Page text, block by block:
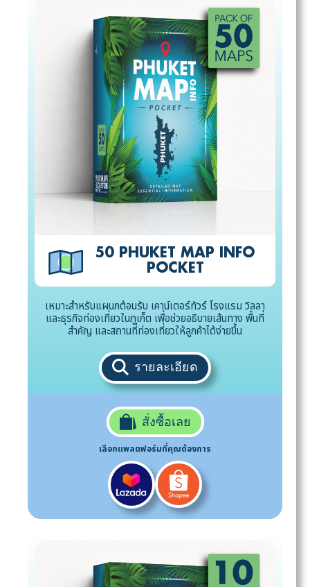
50 PHUKET MAP INFO
POCKET
เหมาะสำหรับแผนกต้อนรับ เคาน์เตอร์ทัวร์ โรงแรม วิลลา
และธุรกิจท่องเที่ยวในภูเก็ต เพื่อช่วยอธิบายเส้นทาง พื้นที่
สำคัญ และสถานที่ท่องเที่ยวให้ลูกค้าได้ง่ายขึ้น
รายละเอียด
สั่งซื้อเลย
เลือกแพลตฟอร์มที่คุณต้องการ